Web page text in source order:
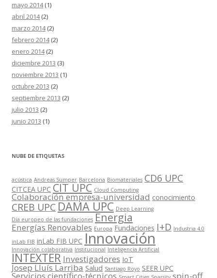
mayo 2014(1)
abril 2014(2)
marzo 2014(2)
febrero 2014(2)
enero 2014(2)
diciembre 2013 (3)
noviembre 2013 (1)
octubre 2013 (2)
septiembre 2013 (2)
julio 2013 (2)
junio 2013 (1)
NUBE DE ETIQUETAS
acústica Andreas Sumper Barcelona Biomateriales CD6 UPC
CITCEA UPC CIT UPC Cloud Computing
Colaboración empresa-universidad conocimiento
CREB UPCDAMA UPC Deep Learning
Día europeo de las fundaciones Energia
Energías Renovables Europa Fundaciones I+D Industria 4.0
inLab FIB inLab FIB UPC Innovación
Innovación colaborativa Institucional Inteligencia Artificial
INTEXTER Investigadores IoT
Josep Lluís Larriba Salud Santiago Royo SEER UPC